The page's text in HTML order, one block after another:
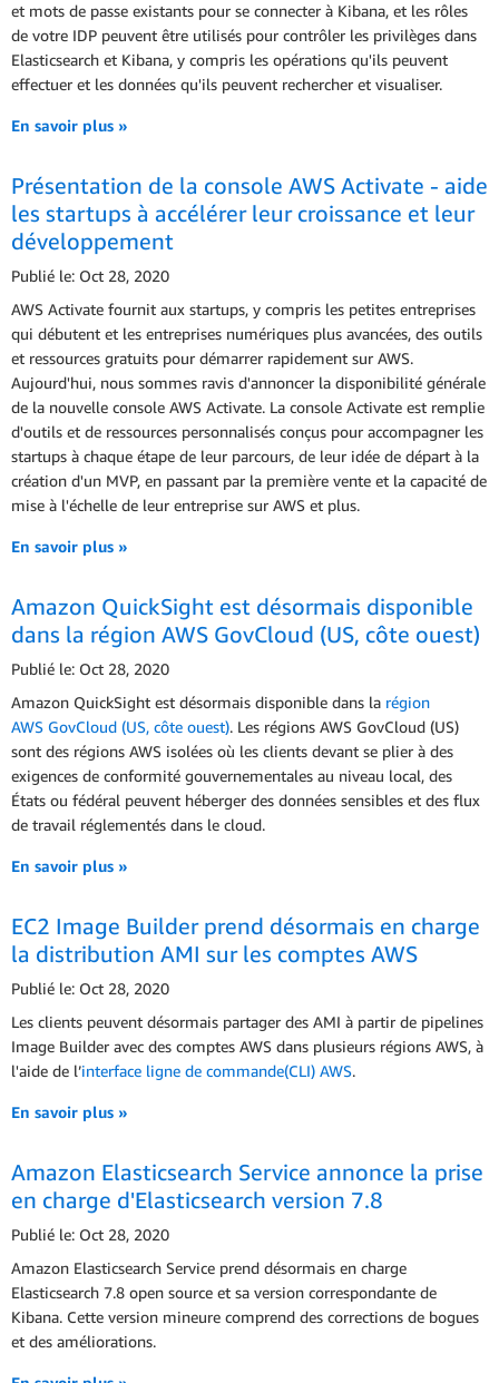
et mots de passe existants pour se connecter à Kibana, et les rôles
de votre IDP peuvent être utilisés pour contrôler les privilèges dans
Elasticsearch et Kibana, y compris les opérations qu'ils peuvent
effectuer et les données qu'ils peuvent rechercher et visualiser.
En savoir plus »
Présentation de la console AWS Activate - aide
les startups à accélérer leur croissance et leur
développement
Publié le: Oct 28, 2020
AWS Activate fournit aux startups, y compris les petites entreprises
qui débutent et les entreprises numériques plus avancées, des outils
et ressources gratuits pour démarrer rapidement sur AWS.
Aujourd'hui, nous sommes ravis d'annoncer la disponibilité générale
de la nouvelle console AWS Activate. La console Activate est remplie
d'outils et de ressources personnalisés conçus pour accompagner les
startups à chaque étape de leur parcours, de leur idée de départ à la
création d'un MVP, en passant par la première vente et la capacité de
mise à l'échelle de leur entreprise sur AWS et plus.
En savoir plus »
Amazon QuickSight est désormais disponible
dans la région AWS GovCloud (US, côte ouest)
Publié le: Oct 28, 2020
Amazon QuickSight est désormais disponible dans la région
AWS GovCloud (US, côte ouest). Les régions AWS GovCloud (US)
sont des régions AWS isolées où les clients devant se plier à des
exigences de conformité gouvernementales au niveau local, des
États ou fédéral peuvent héberger des données sensibles et des flux
de travail réglementés dans le cloud.
En savoir plus »
EC2 Image Builder prend désormais en charge
la distribution AMI sur les comptes AWS
Publié le: Oct 28, 2020
Les clients peuvent désormais partager des AMI à partir de pipelines
Image Builder avec des comptes AWS dans plusieurs régions AWS, à
l'aide de l’interface ligne de commande(CLI) AWS.
En savoir plus »
Amazon Elasticsearch Service annonce la prise
en charge d'Elasticsearch version 7.8
Publié le: Oct 28, 2020
Amazon Elasticsearch Service prend désormais en charge
Elasticsearch 7.8 open source et sa version correspondante de
Kibana. Cette version mineure comprend des corrections de bogues
et des améliorations.